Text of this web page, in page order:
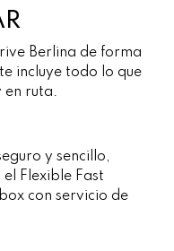
Berlina de forma
incluye todo lo que
en ruta.
y sencillo,
Flexible Fast
con servicio de